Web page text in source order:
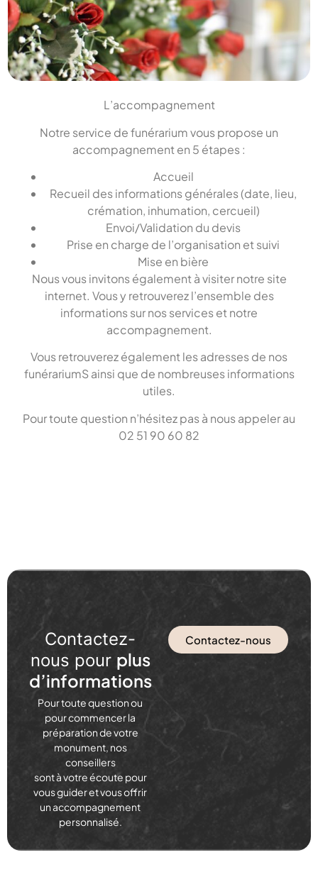
L’accompagnement
Notre service de funérarium vous propose un
accompagnement en 5 étapes :
Accueil
Recueil des informations générales (date, lieu,
crémation, inhumation, cercueil)
Envoi/Validation du devis
Prise en charge de l’organisation et suivi
Mise en bière
Nous vous invitons également à visiter notre site
internet. Vous y retrouverez l’ensemble des
informations sur nos services et notre
accompagnement.
Vous retrouverez également les adresses de nos
funérariumS ainsi que de nombreuses informations
utiles.
Pour toute question n’hésitez pas à nous appeler au
02 51 90 60 82
Contactez-
nous pour plus
d’informations
Pour toute question ou
pour commencer la
préparation de votre
monument, nos
conseillers
sont à votre écoute pour
vous guider et vous offrir
un accompagnement
personnalisé.
Contactez-nous